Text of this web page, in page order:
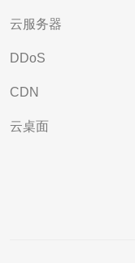
云服务器
DDoS
CDN
云桌面